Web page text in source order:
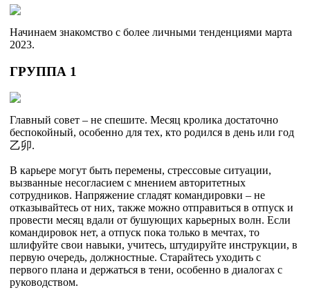
Начинаем знакомство с более личными тенденциями марта
2023.
ГРУППА 1
Главный совет – не спешите. Месяц кролика достаточно
беспокойный, особенно для тех, кто родился в день или год
乙卯.
В карьере могут быть перемены, стрессовые ситуации,
вызванные несогласием с мнением авторитетных
сотрудников. Напряжение сгладят командировки – не
отказывайтесь от них, также можно отправиться в отпуск и
провести месяц вдали от бушующих карьерных волн. Если
командировок нет, а отпуск пока только в мечтах, то
шлифуйте свои навыки, учитесь, штудируйте инструкции, в
первую очередь, должностные. Старайтесь уходить с
первого плана и держаться в тени, особенно в диалогах с
руководством.